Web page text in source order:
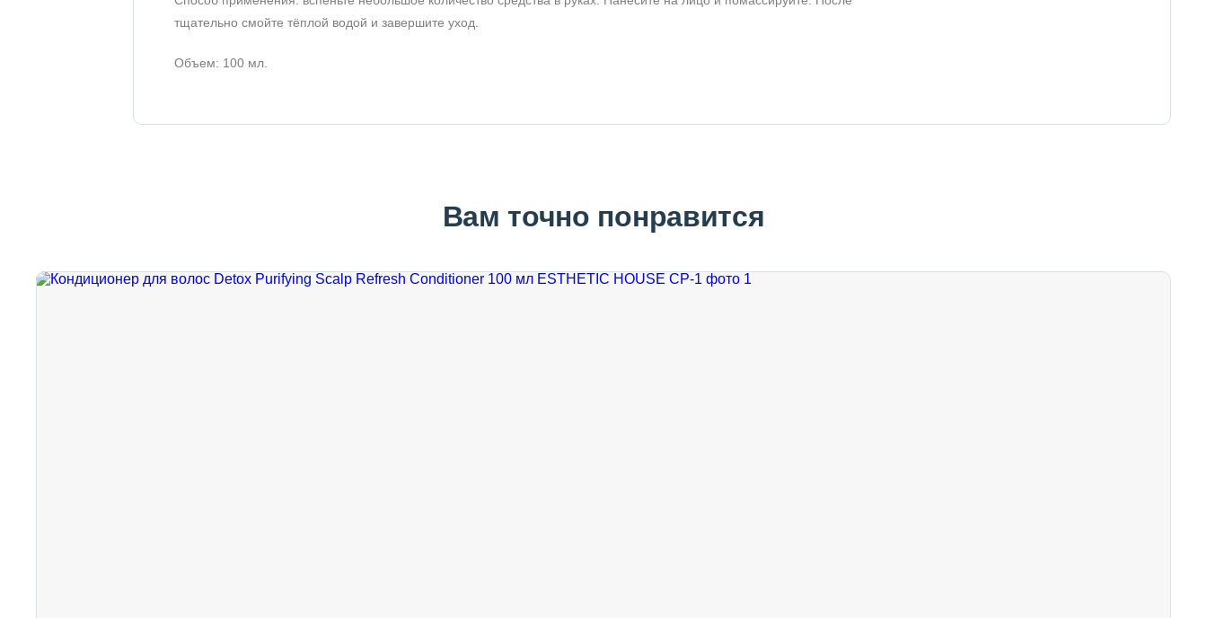
тщательно смойте тёплой водой и завершите уход.
Объем: 100 мл.
Вам точно понравится